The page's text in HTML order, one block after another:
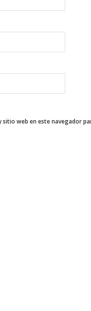
web en este navegador